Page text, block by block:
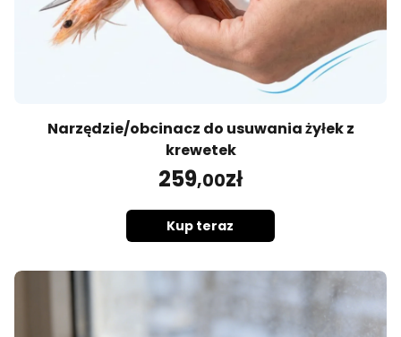
Narzędzie/obcinacz do usuwania żyłek z
krewetek
259,00zł
Kup teraz